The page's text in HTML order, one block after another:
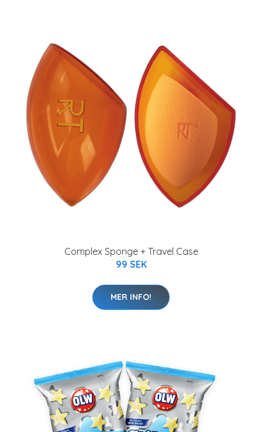
Complex Sponge + Travel Case
99 SEK
MER INFO!